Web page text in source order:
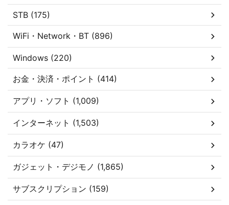
STB (175)
WiFi・Network・BT (896)
Windows (220)
お金・決済・ポイント (414)
アプリ・ソフト (1,009)
インターネット (1,503)
カラオケ (47)
ガジェット・デジモノ (1,865)
サブスクリプション (159)